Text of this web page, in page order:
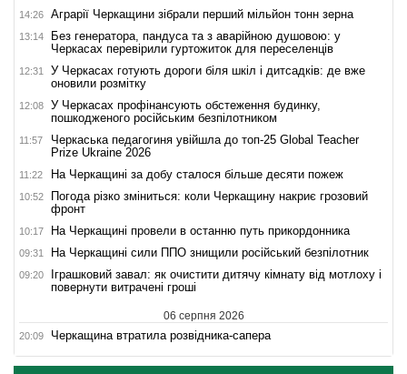
14:26 Аграрії Черкащини зібрали перший мільйон тонн зерна
13:14
Без генератора, пандуса та з аварійною душовою: у
Черкасах перевірили гуртожиток для переселенців
12:31
У Черкасах готують дороги біля шкіл і дитсадків: де вже
оновили розмітку
12:08
У Черкасах профінансують обстеження будинку,
пошкодженого російським безпілотником
11:57
Черкаська педагогиня увійшла до топ-25 Global Teacher
Prize Ukraine 2026
11:22 На Черкащині за добу сталося більше десяти пожеж
10:52
Погода різко зміниться: коли Черкащину накриє грозовий
фронт
10:17 На Черкащині провели в останню путь прикордонника
09:31 На Черкащині сили ППО знищили російський безпілотник
09:20
Іграшковий завал: як очистити дитячу кімнату від мотлоху і
повернути витрачені гроші
06 серпня 2026
20:09 Черкащина втратила розвідника-сапера